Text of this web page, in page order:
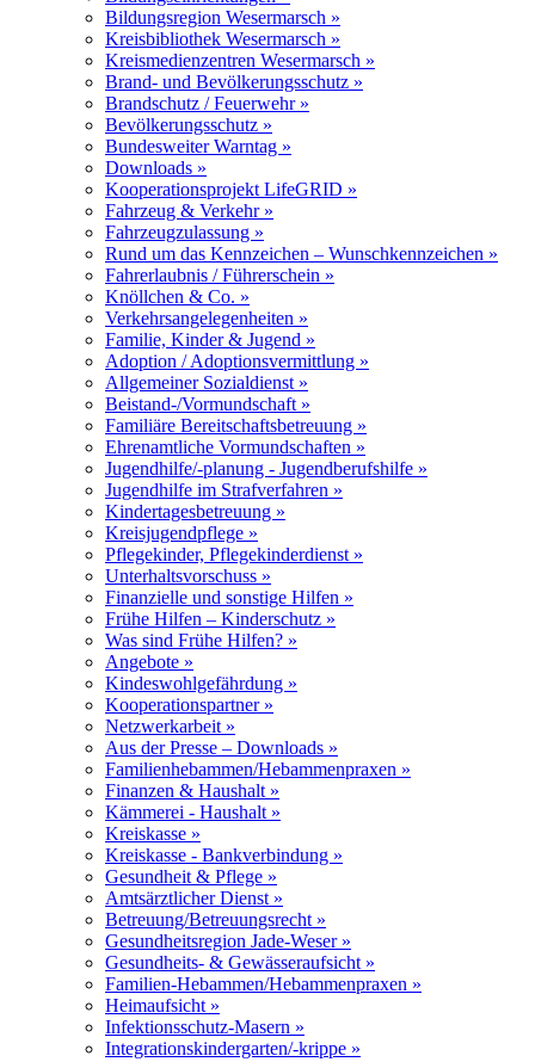
Bildungsregion Wesermarsch »
Kreisbibliothek Wesermarsch »
Kreismedienzentren Wesermarsch »
Brand- und Bevölkerungsschutz »
Brandschutz / Feuerwehr »
Bevölkerungsschutz »
Bundesweiter Warntag »
Downloads »
Kooperationsprojekt LifeGRID »
Fahrzeug & Verkehr »
Fahrzeugzulassung »
Rund um das Kennzeichen – Wunschkennzeichen »
Fahrerlaubnis / Führerschein »
Knöllchen & Co. »
Verkehrsangelegenheiten »
Familie, Kinder & Jugend »
Adoption / Adoptionsvermittlung »
Allgemeiner Sozialdienst »
Beistand-/Vormundschaft »
Familiäre Bereitschaftsbetreuung »
Ehrenamtliche Vormundschaften »
Jugendhilfe/-planung - Jugendberufshilfe »
Jugendhilfe im Strafverfahren »
Kindertagesbetreuung »
Kreisjugendpflege »
Pflegekinder, Pflegekinderdienst »
Unterhaltsvorschuss »
Finanzielle und sonstige Hilfen »
Frühe Hilfen – Kinderschutz »
Was sind Frühe Hilfen? »
Angebote »
Kindeswohlgefährdung »
Kooperationspartner »
Netzwerkarbeit »
Aus der Presse – Downloads »
Familienhebammen/Hebammenpraxen »
Finanzen & Haushalt »
Kämmerei - Haushalt »
Kreiskasse »
Kreiskasse - Bankverbindung »
Gesundheit & Pflege »
Amtsärztlicher Dienst »
Betreuung/Betreuungsrecht »
Gesundheitsregion Jade-Weser »
Gesundheits- & Gewässeraufsicht »
Familien-Hebammen/Hebammenpraxen »
Heimaufsicht »
Infektionsschutz-Masern »
Integrationskindergarten/-krippe »